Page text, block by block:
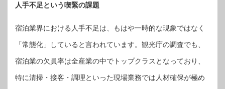
人手不足という喫緊の課題
宿泊業界における人手不足は、もはや一時的な現象ではなく
「常態化」していると言われています。観光庁の調査でも、
宿泊業の欠員率は全産業の中でトップクラスとなっており、
特に清掃・接客・調理といった現場業務では人材確保が極め